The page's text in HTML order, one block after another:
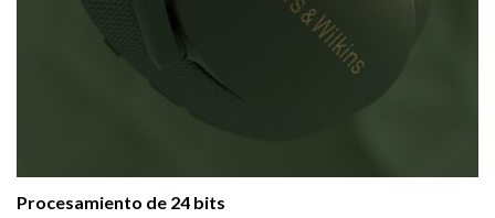
Procesamiento de 24 bits